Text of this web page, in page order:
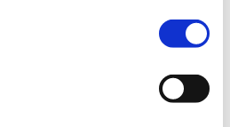
de Dénia o
dpd@denia.es.